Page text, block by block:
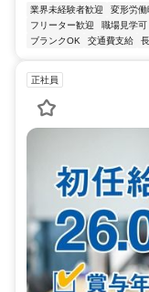
業界未経験者歓迎 変形労働
フリーター歓迎
職場見学可
ブランクOK
交通費支給
正社員